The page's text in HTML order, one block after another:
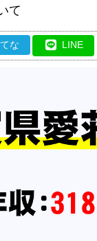
て
な LINE